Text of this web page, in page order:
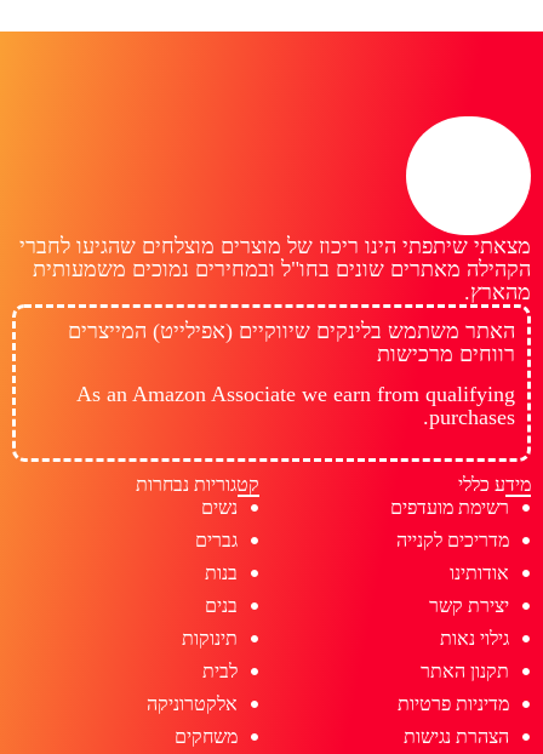
מצאתי שיתפתי הינו ריכוז של מוצרים מוצלחים שהגיעו לחברי
הקהילה מאתרים שונים בחו"ל ובמחירים נמוכים משמעותית
מהארץ.
האתר משתמש בלינקים שיווקיים (אפילייט) המייצרים
רווחים מרכישות
As an Amazon Associate we earn from qualifying
purchases.
מידע כללי
רשימת מועדפים
מדריכים לקנייה
אודותינו
יצירת קשר
גילוי נאות
תקנון האתר
מדיניות פרטיות
הצהרת נגישות
קטגוריות נבחרות
נשים
גברים
בנות
בנים
תינוקות
לבית
אלקטרוניקה
משחקים